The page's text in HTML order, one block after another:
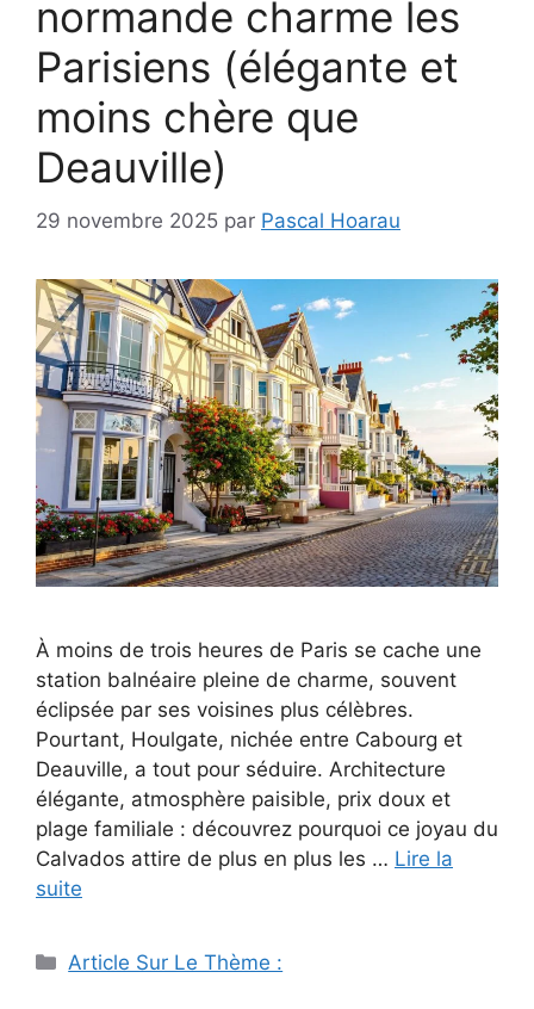
normande charme les
Parisiens (élégante et
moins chère que
Deauville)
29 novembre 2025 par Pascal Hoarau
À moins de trois heures de Paris se cache une
station balnéaire pleine de charme, souvent
éclipsée par ses voisines plus célèbres.
Pourtant, Houlgate, nichée entre Cabourg et
Deauville, a tout pour séduire. Architecture
élégante, atmosphère paisible, prix doux et
plage familiale : découvrez pourquoi ce joyau du
Calvados attire de plus en plus les … Lire la
suite
Catégories
Article Sur Le Thème :